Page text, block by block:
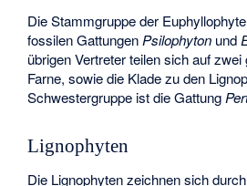
Die Stammgruppe der
fossilen Gattungen Psilophyton und
übrigen Vertreter teilen sich auf
Farne, sowie die Klade zu den
Schwestergruppe ist die Gattung
Lignophyten
Die Lignophyten zeichnen sich